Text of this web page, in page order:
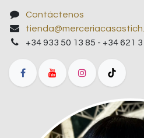
Contáctenos
+34 933 50 13 85 - +34 621